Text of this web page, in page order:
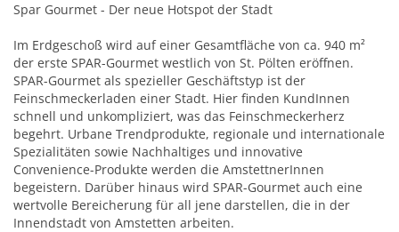
Spar Gourmet - Der neue Hotspot der Stadt
Im Erdgeschoß wird auf einer Gesamtfläche von ca. 940 m²
der erste SPAR-Gourmet westlich von St. Pölten eröffnen.
SPAR-Gourmet als spezieller Geschäftstyp ist der
Feinschmeckerladen einer Stadt. Hier finden KundInnen
schnell und unkompliziert, was das Feinschmeckerherz
begehrt. Urbane Trendprodukte, regionale und internationale
Spezialitäten sowie Nachhaltiges und innovative
Convenience-Produkte werden die AmstettnerInnen
begeistern. Darüber hinaus wird SPAR-Gourmet auch eine
wertvolle Bereicherung für all jene darstellen, die in der
Innendstadt von Amstetten arbeiten.